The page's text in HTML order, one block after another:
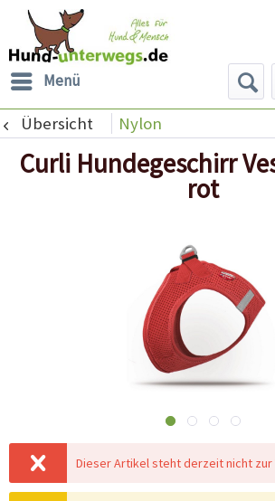
Menü
Übersicht Nylon
Curli Hundegeschirr
rot
Dieser Artikel steht derzeit nicht zur